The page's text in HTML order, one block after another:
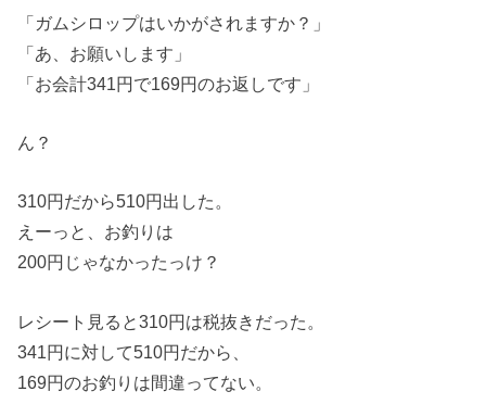
「ガムシロップはいかがされますか？」
「あ、お願いします」
「お会計341円で169円のお返しです」
ん？
310円だから510円出した。
えーっと、お釣りは
200円じゃなかったっけ？
レシート見ると310円は税抜きだった。
341円に対して510円だから、
169円のお釣りは間違ってない。